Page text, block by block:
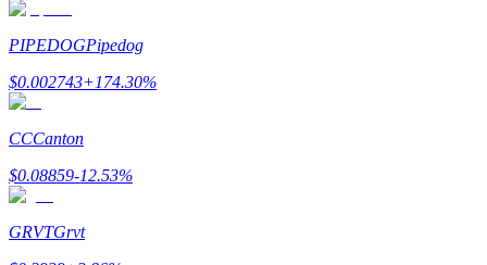
Реферал
Пригласите друга, чтобы получить денежные
вознаграждения
BTC Welcome Rewards
PIPEDOGPipedog
$0.002743+174.30%
CCCanton
$0.08859-12.53%
GRVTGrvt